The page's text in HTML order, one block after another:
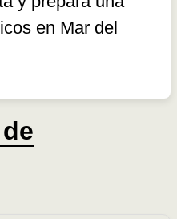
en Mar del